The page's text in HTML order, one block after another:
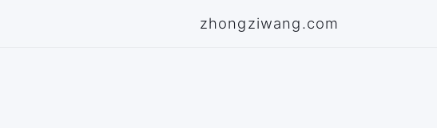
zhongziwang.com